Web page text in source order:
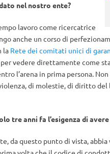
nel nostro ente?
lavoro come ricercatrice
anche un corso di
la Rete dei comitati unici di
per vedere direttamente come
l’arena in prima persona.
di molestie, di diritto del
tre anni fa l’esigenza di
da questo punto di vista,